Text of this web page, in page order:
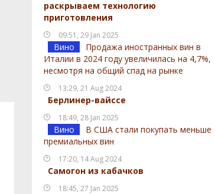
раскрываем технологию
приготовления
09:51, 29 Jan 2025
Вино
Продажа иностранных вин в
Италии в 2024 году увеличилась на 4,7%,
несмотря на общий спад на рынке
13:29, 21 Aug 2024
Берлинер-вайссе
18:49, 28 Jan 2025
Вино
В США стали покупать меньше
премиальных вин
17:20, 14 Aug 2024
Самогон из кабачков
18:45, 27 Jan 2025